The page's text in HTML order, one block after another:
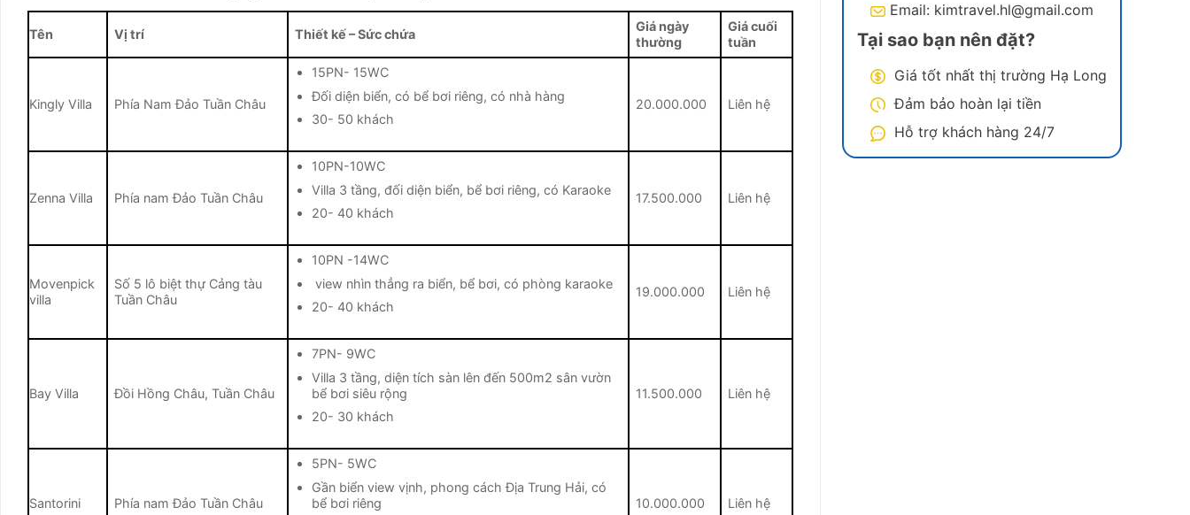
Tên Vị trí Thiết kế – Sức chứa
Giá ngày
thường
Giá cuối
tuần
Kingly Villa Phía Nam Đảo Tuần Châu
15PN- 15WC
Đối diện biển, có bể bơi riêng, có nhà hàng
30- 50 khách
20.000.000 Liên hệ
Zenna Villa Phía nam Đảo Tuần Châu
10PN-10WC
Villa 3 tầng, đối diện biển, bể bơi riêng, có Karaoke
20- 40 khách
17.500.000 Liên hệ
Movenpick
villa
Số 5 lô biệt thự Cảng tàu
Tuần Châu
10PN -14WC
view nhìn thẳng ra biển, bể bơi, có phòng karaoke
20- 40 khách
19.000.000 Liên hệ
Bay Villa Đồi Hồng Châu, Tuần Châu
7PN- 9WC
Villa 3 tầng, diện tích sàn lên đến 500m2 sân vườn
bể bơi siêu rộng
20- 30 khách
11.500.000 Liên hệ
Santorini Phía nam Đảo Tuần Châu
5PN- 5WC
Gần biển view vịnh, phong cách Địa Trung Hải, có
bể bơi riêng
10.000.000 Liên hệ
Email: kimtravel.hl@gmail.com
Tại sao bạn nên đặt?
Giá tốt nhất thị trường Hạ Long
Đảm bảo hoàn lại tiền
Hỗ trợ khách hàng 24/7